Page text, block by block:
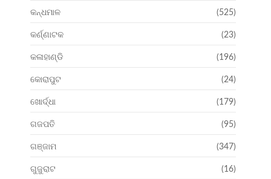
କନ୍ଧମାଳ (525)
କର୍ଣ୍ଣାଟକ (23)
କଳାହାଣ୍ଡି (196)
କୋରାପୁଟ (24)
ଖୋର୍ଦ୍ଧା (179)
ଗଜପତି (95)
ଗଞ୍ଜାମ (347)
ଗୁଜୁରାଟ (16)